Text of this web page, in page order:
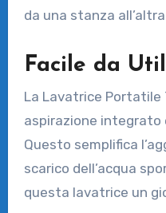
da una stanza
Facile da
La Lavatrice
aspirazione integrato
Questo semplifica
scarico dell’acqua
questa lavatrice un